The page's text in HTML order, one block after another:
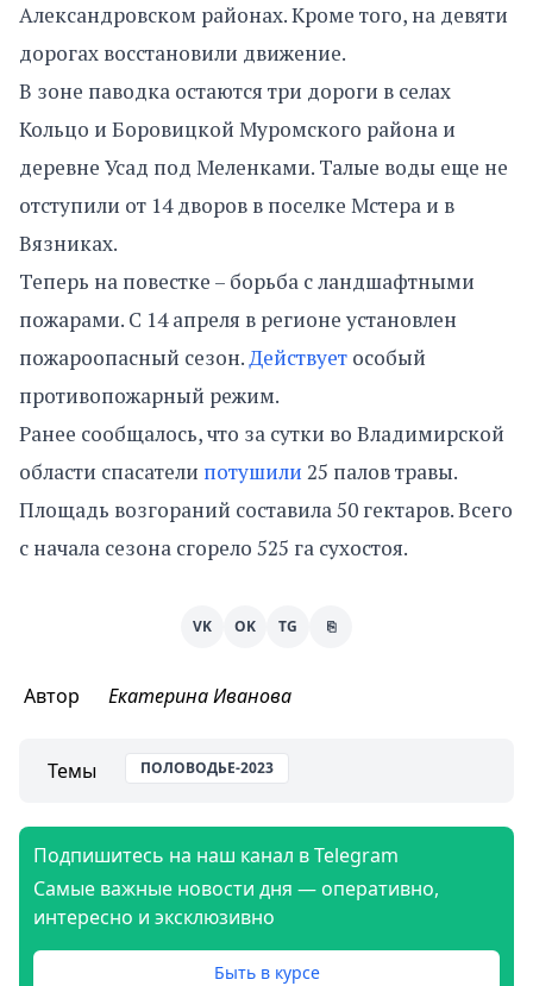
Александровском районах. Кроме того, на девяти
дорогах восстановили движение.
В зоне паводка остаются три дороги в селах
Кольцо и Боровицкой Муромского района и
деревне Усад под Меленками. Талые воды еще не
отступили от 14 дворов в поселке Мстера и в
Вязниках.
Теперь на повестке – борьба с ландшафтными
пожарами. С 14 апреля в регионе установлен
пожароопасный сезон.Действует особый
противопожарный режим.
Ранее сообщалось, что за сутки во Владимирской
области спасатели потушили 25 палов травы.
Площадь возгораний составила 50 гектаров. Всего
с начала сезона сгорело 525 га сухостоя.
VK OK TG ⎘
Автор Екатерина Иванова
Темы ПОЛОВОДЬЕ-2023
Подпишитесь на наш канал в Telegram
Самые важные новости дня — оперативно,
интересно и эксклюзивно
Быть в курсе